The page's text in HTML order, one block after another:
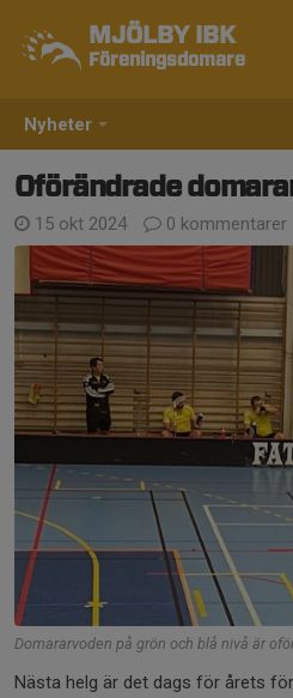
Nyheter
MJÖLBY IBK
Föreningsdomare
Oförändrade
15 okt 2024 0 kommentarer
Domararvoden på grön och blå nivå är
Nästa helg är det dags för årets